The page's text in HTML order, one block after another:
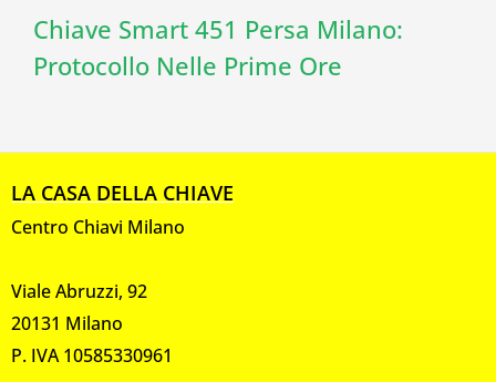
Chiave Smart 451 Persa Milano:
Protocollo Nelle Prime Ore
LA CASA DELLA CHIAVE
Centro Chiavi Milano
Viale Abruzzi, 92
20131 Milano
P. IVA 10585330961